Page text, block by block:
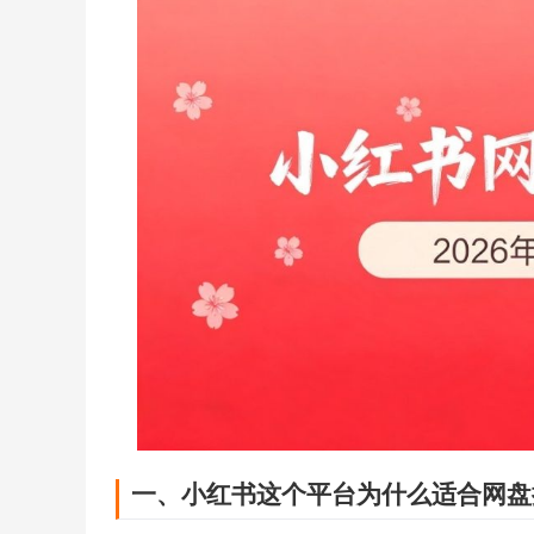
一、小红书这个平台为什么适合网